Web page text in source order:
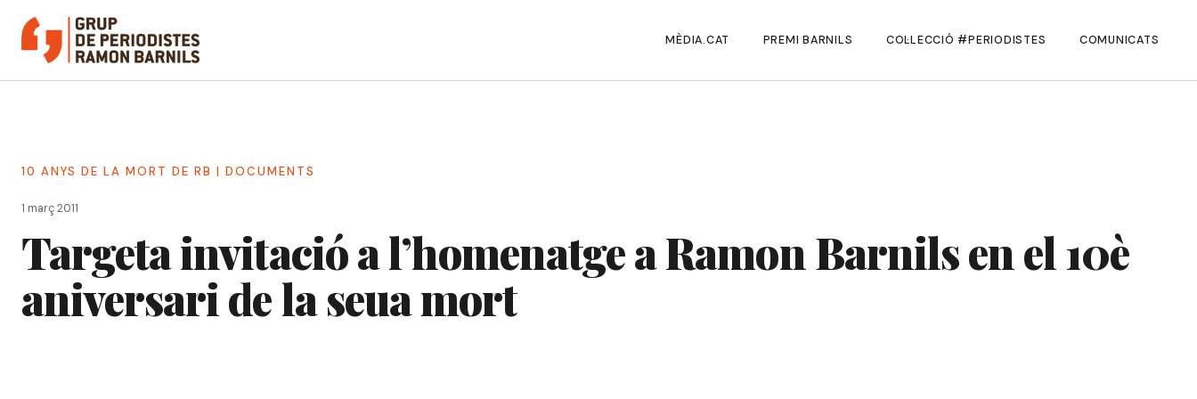
contingut
MÈDIA.CAT PREMI BARNILS COL·LECCIÓ #PERIODISTES COMUNICATS
10 ANYS DE LA MORT DE RB | DOCUMENTS
1 març 2011
Targeta invitació a l’homenatge a Ramon Barnils en el 10è
aniversari de la seua mort